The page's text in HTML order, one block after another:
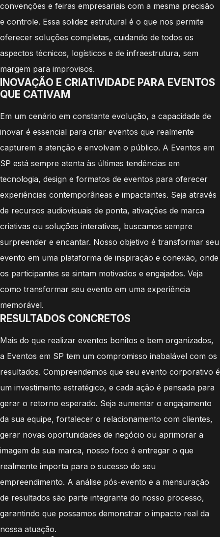
convenções e feiras empresariais com a mesma precisão
e controle. Essa solidez estrutural é o que nos permite
oferecer soluções completas, cuidando de todos os
aspectos técnicos, logísticos e de infraestrutura, sem
margem para improvisos.
INOVAÇÃO E CRIATIVIDADE PARA EVENTOS
QUE CATIVAM
Em um cenário em constante evolução, a capacidade de
inovar é essencial para criar eventos que realmente
capturem a atenção e envolvam o público. A Eventos em
SP está sempre atenta às últimas tendências em
tecnologia, design e formatos de eventos para oferecer
experiências contemporâneas e impactantes. Seja através
de recursos audiovisuais de ponta, ativações de marca
criativas ou soluções interativas, buscamos sempre
surpreender e encantar. Nosso objetivo é transformar seu
evento em uma plataforma de inspiração e conexão, onde
os participantes se sintam motivados e engajados. Veja
como transformar seu evento em uma experiência
memorável.
RESULTADOS CONCRETOS
Mais do que realizar eventos bonitos e bem organizados,
a Eventos em SP tem um compromisso inabalável com os
resultados. Compreendemos que seu evento corporativo é
um investimento estratégico, e cada ação é pensada para
gerar o retorno esperado. Seja aumentar o engajamento
da sua equipe, fortalecer o relacionamento com clientes,
gerar novas oportunidades de negócio ou aprimorar a
imagem da sua marca, nosso foco é entregar o que
realmente importa para o sucesso do seu
empreendimento. A análise pós-evento e a mensuração
de resultados são parte integrante do nosso processo,
garantindo que possamos demonstrar o impacto real da
nossa atuação.